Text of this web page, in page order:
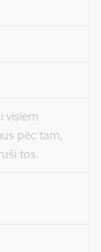
visiem
pēc tam,
tos.